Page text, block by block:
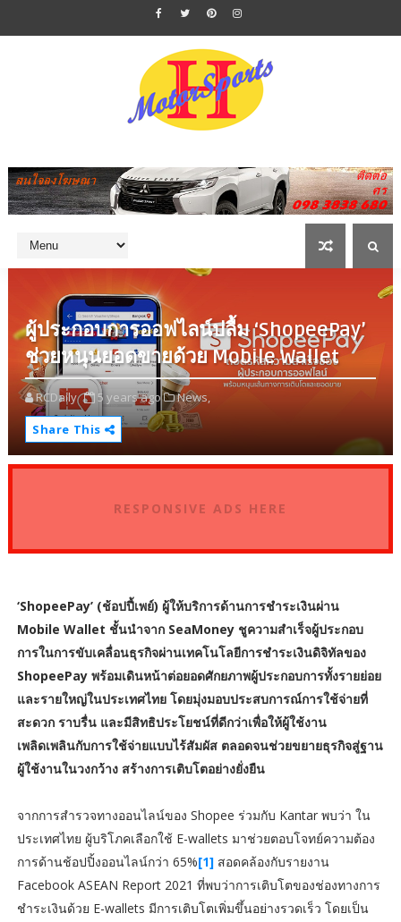
ผู้ประกอบการออฟไลน์ปลื้ม ‘ShopeePay’
ช่วยหนุนยอดขายด้วย Mobile Wallet
RCDaily 5 years ago
News,
Share This
RESPONSIVE ADS HERE
‘ShopeePay’ (ช้อปปี้เพย์) ผู้ให้บริการด้านการชำระเงินผ่าน
Mobile Wallet ชั้นนำจาก SeaMoney ชูความสำเร็จผู้ประกอบ
การในการขับเคลื่อนธุรกิจผ่านเทคโนโลยีการชำระเงินดิจิทัลของ
ShopeePay พร้อมเดินหน้าต่อยอดศักยภาพผู้ประกอบการทั้งรายย่อย
และรายใหญ่ในประเทศไทย โดยมุ่งมอบประสบการณ์การใช้จ่ายที่
สะดวก ราบรื่น และมีสิทธิประโยชน์ที่ดีกว่าเพื่อให้ผู้ใช้งาน
เพลิดเพลินกับการใช้จ่ายแบบไร้สัมผัส ตลอดจนช่วยขยายธุรกิจสู่ฐาน
ผู้ใช้งานในวงกว้าง สร้างการเติบโตอย่างยั่งยืน
จากการสำรวจทางออนไลน์ของ Shopee ร่วมกับ Kantar พบว่า ใน
ประเทศไทย ผู้บริโภคเลือกใช้ E-wallets มาช่วยตอบโจทย์ความต้อง
การด้านช้อปปิ้งออนไลน์กว่า 65%[1]สอดคล้องกับรายงาน
Facebook ASEAN Report 2021 ที่พบว่าการเติบโตของช่องทางการ
ชำระเงินด้วย E-wallets มีการเติบโตเพิ่มขึ้นอย่างรวดเร็ว โดยเป็น